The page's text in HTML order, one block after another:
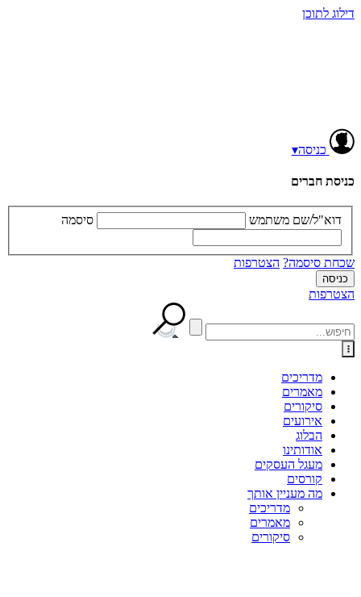
דילוג לתוכן
כניסה▾
כניסת חברים
דוא"ל/שם משתמש סיסמה
שכחת סיסמה? הצטרפות
הצטרפות
מדריכים
מאמרים
סיקורים
אירועים
הבלוג
אודותינו
מעגל העסקים
קורסים
מה מעניין אותך
מדריכים
מאמרים
סיקורים